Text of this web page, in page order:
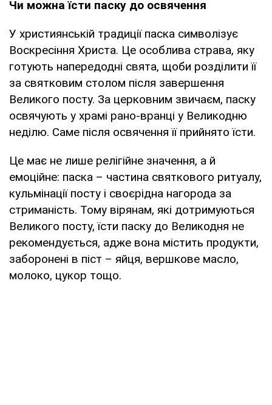
Чи можна їсти паску до освячення
У християнській традиції паска символізує
Воскресіння Христа. Це особлива страва, яку
готують напередодні свята, щоби розділити її
за святковим столом після завершення
Великого посту. За церковним звичаєм, паску
освячують у храмі рано-вранці у Великодню
неділю. Саме після освячення її прийнято їсти.
Це має не лише релігійне значення, а й
емоційне: паска – частина святкового ритуалу,
кульмінації посту і своєрідна нагорода за
стриманість. Тому вірянам, які дотримуються
Великого посту, їсти паску до Великодня не
рекомендується, адже вона містить продукти,
заборонені в піст – яйця, вершкове масло,
молоко, цукор тощо.